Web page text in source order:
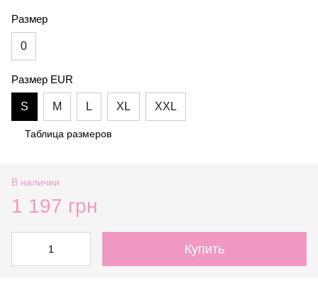
Размер
0
Размер EUR
S M L XL XXL
Таблица размеров
В наличии
1 197 грн
Купить